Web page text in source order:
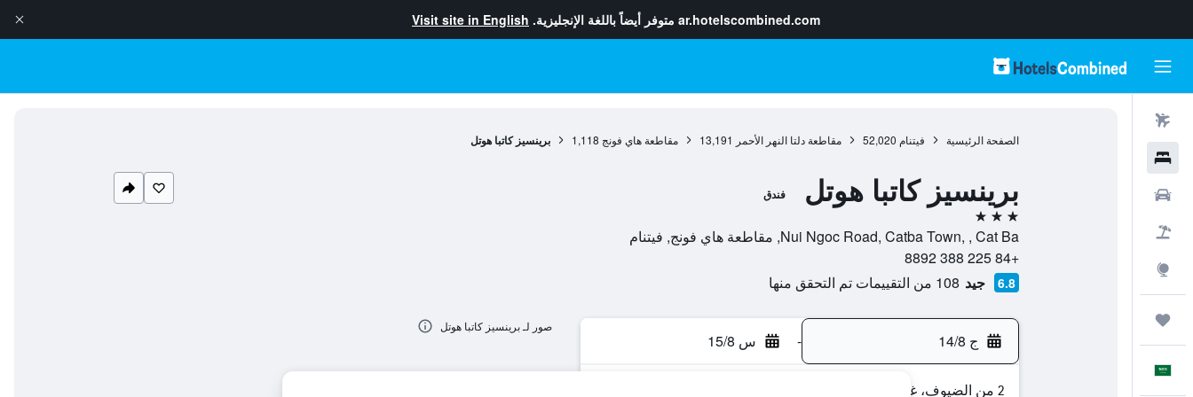
ar.hotelscombined.com متوفر أيضاً باللغة الإنجليزية. Visit site in English
الصفحة الرئيسية فيتنام 52,020 مقاطعة دلتا النهر الأحمر 13,191 مقاطعة هاي فونج 1,118 برينسيز كاتبا هوتل
برينسيز كاتبا هوتل فندق
3 نجوم
Nui Ngoc Road, Catba Town, , Cat Ba, مقاطعة هاي فونج, فيتنام
+84 225 388 8892
6.8 جيد 108 من التقييمات تم التحقق منها
ج 14/8 - س 15/8
2 من الضيوف، غرفة واحدة
صور لـ برينسيز كاتبا هوتل